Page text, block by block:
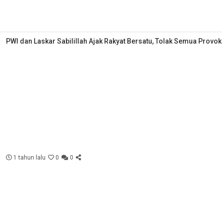
PWI dan Laskar Sabilillah Ajak Rakyat Bersatu, Tolak Semua
1 tahun lalu 0 0